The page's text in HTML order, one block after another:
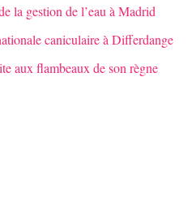
la gestion de l’eau à Madrid
caniculaire à Differdange
aux flambeaux de son règne